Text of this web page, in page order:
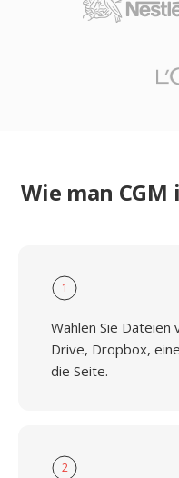
Wie man
1
Wählen Sie Dateien
Drive, Dropbox,
die Seite.
2